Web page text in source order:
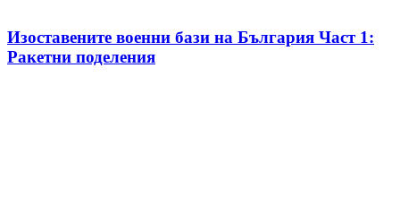
Изоставените военни бази на България Част 1:
Ракетни поделения